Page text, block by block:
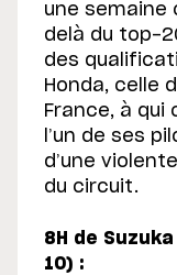
une semaine
delà du top-
des
Honda, celle
France, à qui
l’un de ses
d’une
du circuit.
8H de
10) :